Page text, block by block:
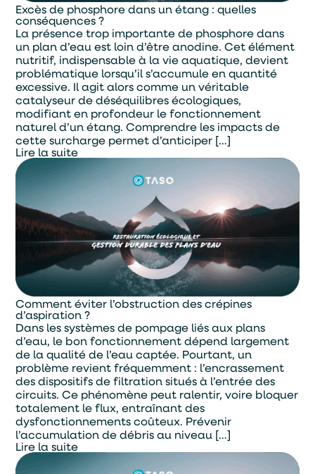
Excès de phosphore dans un étang : quelles
conséquences ?
La présence trop importante de phosphore dans
un plan d’eau est loin d’être anodine. Cet élément
nutritif, indispensable à la vie aquatique, devient
problématique lorsqu’il s’accumule en quantité
excessive. Il agit alors comme un véritable
catalyseur de déséquilibres écologiques,
modifiant en profondeur le fonctionnement
naturel d’un étang. Comprendre les impacts de
cette surcharge permet d’anticiper […]
Lire la suite
Comment éviter l’obstruction des crépines
d’aspiration ?
Dans les systèmes de pompage liés aux plans
d’eau, le bon fonctionnement dépend largement
de la qualité de l’eau captée. Pourtant, un
problème revient fréquemment : l’encrassement
des dispositifs de filtration situés à l’entrée des
circuits. Ce phénomène peut ralentir, voire bloquer
totalement le flux, entraînant des
dysfonctionnements coûteux. Prévenir
l’accumulation de débris au niveau […]
Lire la suite